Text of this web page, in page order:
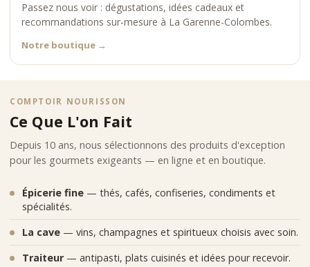
Passez nous voir : dégustations, idées cadeaux et
recommandations sur-mesure à La Garenne-Colombes.
Notre boutique →
COMPTOIR NOURISSON
Ce Que L'on Fait
Depuis 10 ans, nous sélectionnons des produits d'exception
pour les gourmets exigeants — en ligne et en boutique.
Épicerie fine — thés, cafés, confiseries, condiments et
spécialités.
La cave — vins, champagnes et spiritueux choisis avec soin.
Traiteur — antipasti, plats cuisinés et idées pour recevoir.